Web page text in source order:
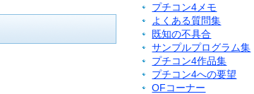
プチコン4メモ
よくある質問集
既知の不具合
サンプルプログラム集
プチコン4作品集
プチコン4への要望
OFコーナー